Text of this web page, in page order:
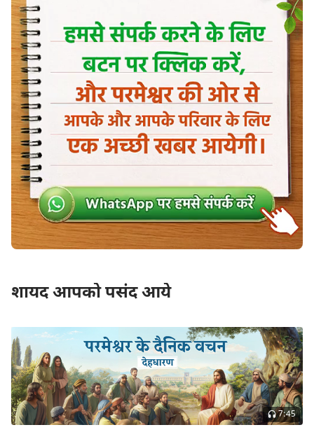
रिक्तता से छुटकारा पाएगा।
—वचन, खंड 2, परमेश्वर को जानने के बारे में, स्वयं परमेश्वर, जो अद्वितीय है
III
परमेश्वर का वचन” खंड अंत के दिनों में सभी मनुष्यों के लिए
परमेश्वर के वचनको साझा करता है, जिससे ईसाईयों को
परमेश्वर के बारे में अधिक जानने में मदद मिलती है।
बाइबल संदेश: जैसा कि विपदाएँ हो
रही हैं, हम किस तरह बुद्धिमान कुंवारी
हो सकते हैं और प्रभु का स्वागत करें?
क्यों हम पाप की स्वीकार के लिए
प्रार्थना के बावजूद हमारे पापों के मुद्दे
स्वर्ग के राज्य में प्रवेश कैसे करें
शायद आपको पसंद आये
7:45